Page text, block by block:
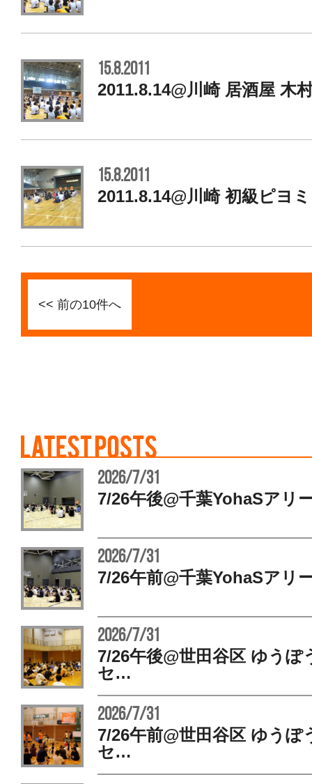
15.8.2011
2011.8.14@川崎 居酒屋 木
15.8.2011
2011.8.14@川崎 初級ピヨ
<< 前の10件へ
2026/7/31
7/26午後@千葉YohaSア
2026/7/31
7/26午前@千葉YohaSア
2026/7/31
7/26午後@世田谷区 ゆうぽ
セ…
2026/7/31
7/26午前@世田谷区 ゆうぽ
セ…